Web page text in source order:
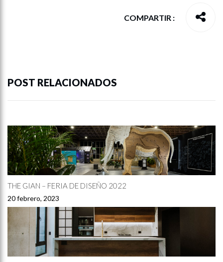
COMPARTIR :
POST RELACIONADOS
THE GIAN – FERIA DE DISEÑO 2022
20 febrero, 2023